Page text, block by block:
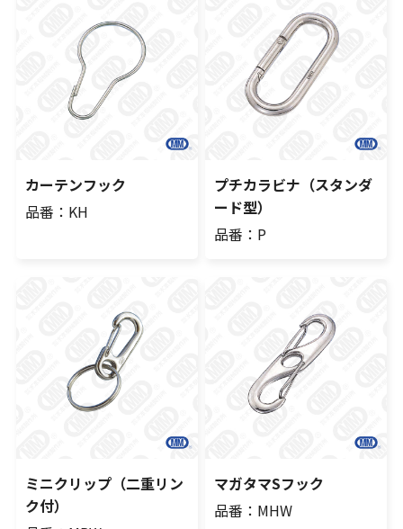
カーテンフック
品番：KH
プチカラビナ（スタンダ
ード型）
品番：P
ミニクリップ（二重リン
ク付）
マガタマSフック
品番：MHW